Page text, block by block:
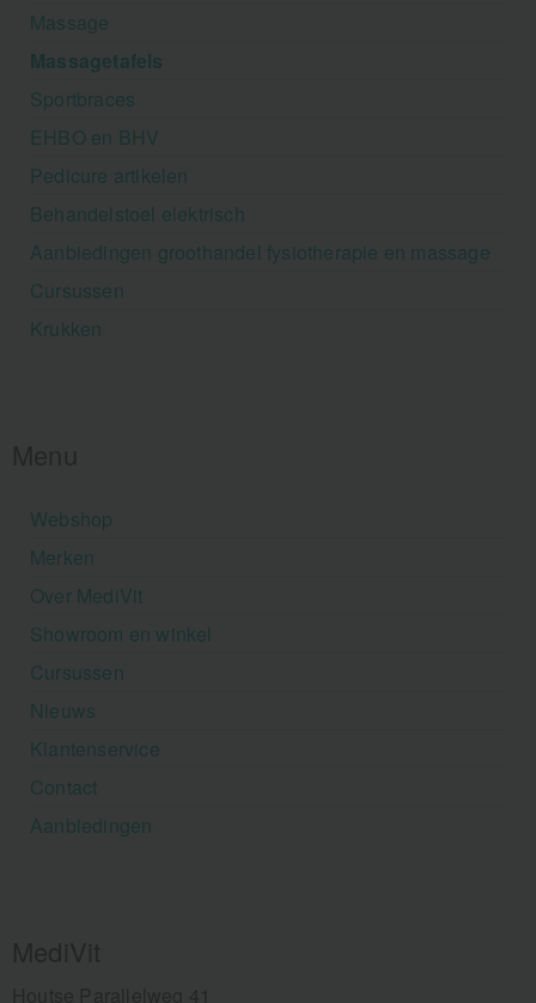
Massage
Massagetafels
Sportbraces
EHBO en BHV
Pedicure artikelen
Behandelstoel elektrisch
Aanbiedingen groothandel fysiotherapie en massage
Cursussen
Krukken
Webshop
Merken
Over MediVit
Showroom en winkel
Cursussen
Nieuws
Klantenservice
Contact
Aanbiedingen